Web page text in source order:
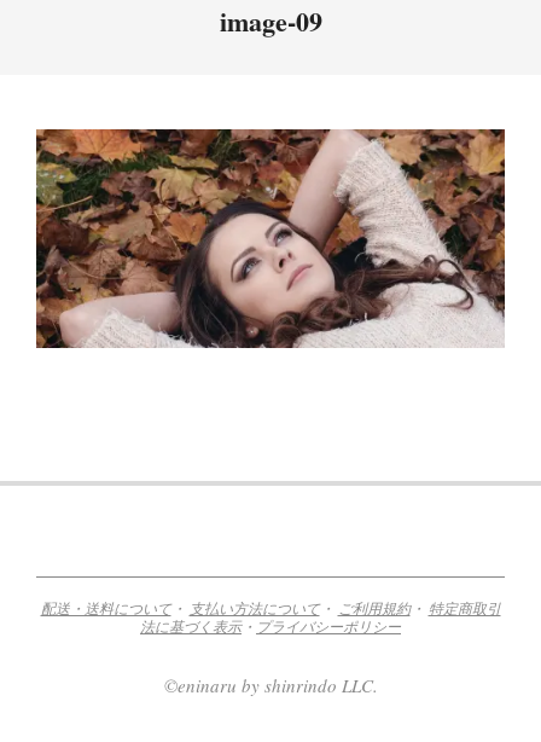
image-09
03-
配送・送料について・ 支払い方法について・ ご利用規約・ 特定商取引
法に基づく表示・ プライバシーポリシー
©eninaru by shinrindo LLC.